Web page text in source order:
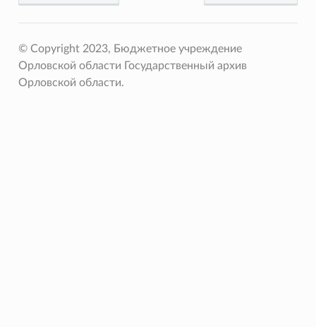
© Copyright 2023, Бюджетное учреждение
Орловской области Государственный архив
Орловской области.